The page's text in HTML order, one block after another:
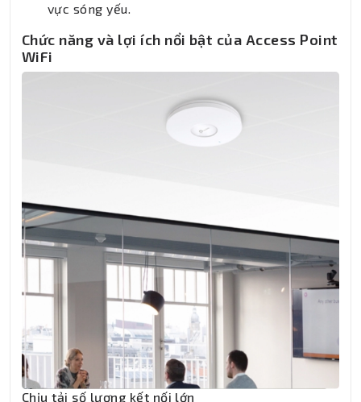
vực sóng yếu.
Chức năng và lợi ích nổi bật của Access Point
WiFi
Chịu tải số lượng kết nối lớn